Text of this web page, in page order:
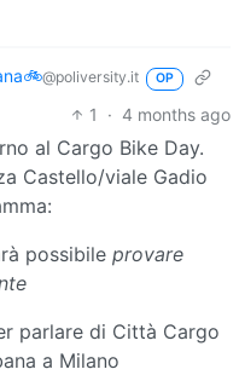
@poliversity.it OP
1 · 4 months ago
al Cargo Bike Day.
Castello/viale Gadio
possibile provare
parlare di Città Cargo
a Milano